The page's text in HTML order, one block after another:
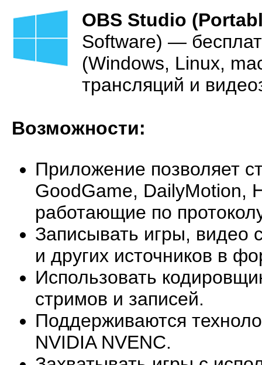
OBS Studio
Software) —
(Windows, Linux,
трансляций и
Возможности:
Приложение позволяет
GoodGame, DailyMotion,
работающие по
Записывать игры, видео
и других источников в
Использовать
стримов и записей.
Поддерживаются
NVIDIA NVENC.